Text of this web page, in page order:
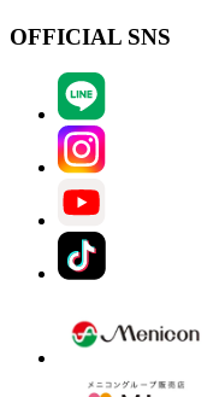
OFFICIAL SNS